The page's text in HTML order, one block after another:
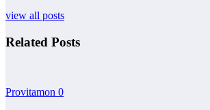
view all posts
Related Posts
Provitamon 0